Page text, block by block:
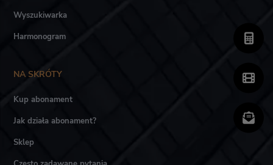
Wyszukiwarka
Harmonogram
NA SKRÓTY
Kup abonament
Jak działa abonament?
Sklep